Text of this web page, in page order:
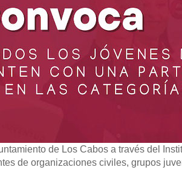
de Los Cabos a través del
de organizaciones civiles, grupos